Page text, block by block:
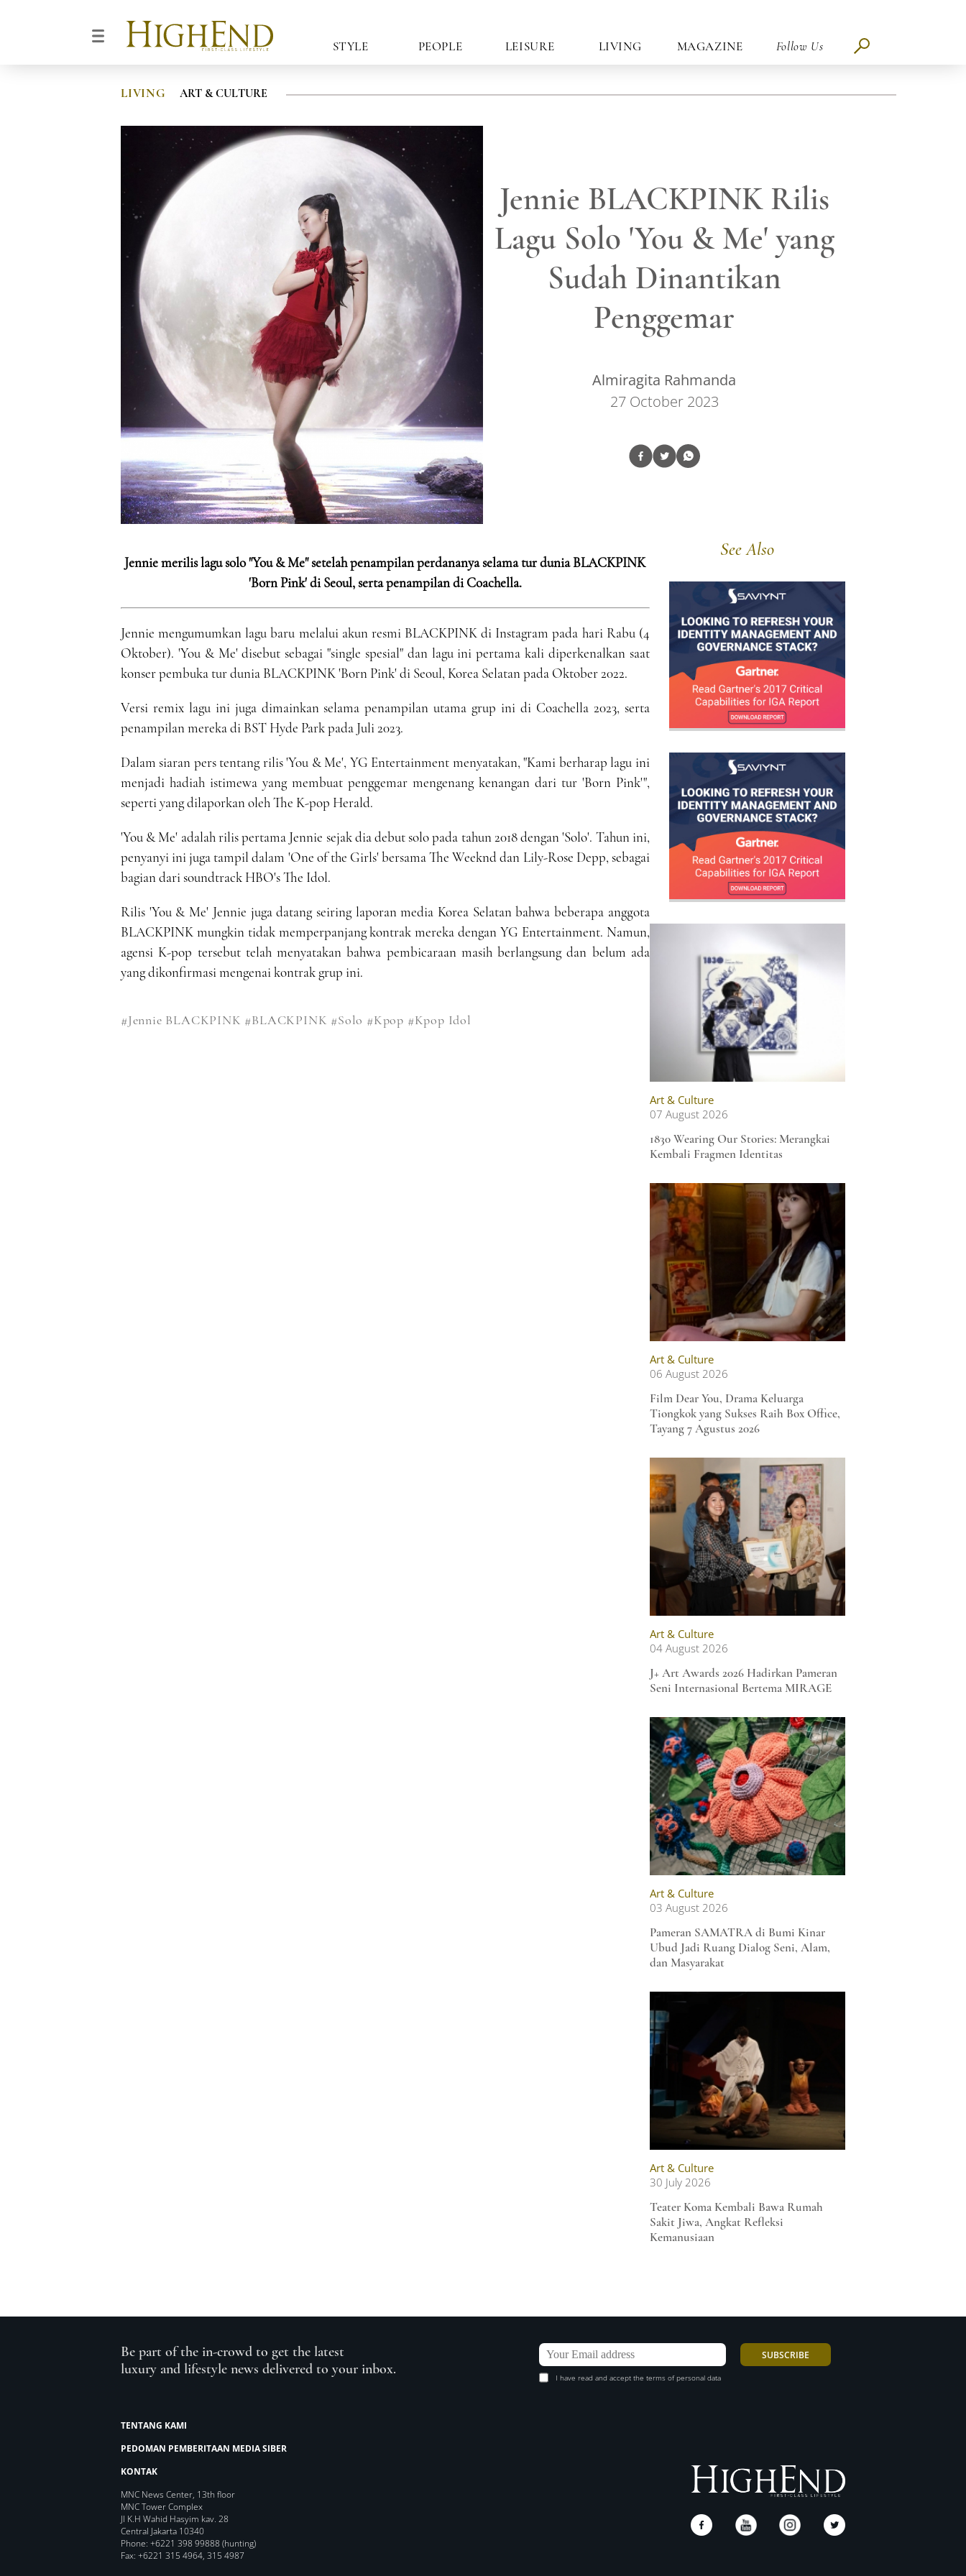
STYLE PEOPLE LEISURE LIVING MAGAZINE Follow Us
LIVING ART & CULTURE
Jennie BLACKPINK Rilis
Lagu Solo 'You & Me' yang
Sudah Dinantikan
Penggemar
Almiragita Rahmanda
27 October 2023
Jennie merilis lagu solo "You & Me" setelah penampilan perdananya selama tur dunia BLACKPINK
'Born Pink' di Seoul, serta penampilan di Coachella.
Jennie mengumumkan lagu baru melalui akun resmi BLACKPINK di Instagram pada hari Rabu (4
Oktober). 'You & Me' disebut sebagai "single spesial" dan lagu ini pertama kali diperkenalkan saat
konser pembuka tur dunia BLACKPINK 'Born Pink' di Seoul, Korea Selatan pada Oktober 2022.
Versi remix lagu ini juga dimainkan selama penampilan utama grup ini di Coachella 2023, serta
penampilan mereka di BST Hyde Park pada Juli 2023.
Dalam siaran pers tentang rilis 'You & Me', YG Entertainment menyatakan, "Kami berharap lagu ini
menjadi hadiah istimewa yang membuat penggemar mengenang kenangan dari tur 'Born Pink'",
seperti yang dilaporkan oleh The K-pop Herald.
'You & Me' adalah rilis pertama Jennie sejak dia debut solo pada tahun 2018 dengan 'Solo'. Tahun ini,
penyanyi ini juga tampil dalam 'One of the Girls' bersama The Weeknd dan Lily-Rose Depp, sebagai
bagian dari soundtrack HBO's The Idol.
Rilis 'You & Me' Jennie juga datang seiring laporan media Korea Selatan bahwa beberapa anggota
BLACKPINK mungkin tidak memperpanjang kontrak mereka dengan YG Entertainment. Namun,
agensi K-pop tersebut telah menyatakan bahwa pembicaraan masih berlangsung dan belum ada
yang dikonfirmasi mengenai kontrak grup ini.
#Jennie BLACKPINK #BLACKPINK #Solo #Kpop #Kpop Idol
See Also
Art & Culture
07 August 2026
1830 Wearing Our Stories: Merangkai
Kembali Fragmen Identitas
Art & Culture
06 August 2026
Film Dear You, Drama Keluarga
Tiongkok yang Sukses Raih Box Office,
Tayang 7 Agustus 2026
Art & Culture
04 August 2026
J+ Art Awards 2026 Hadirkan Pameran
Seni Internasional Bertema MIRAGE
Art & Culture
03 August 2026
Pameran SAMATRA di Bumi Kinar
Ubud Jadi Ruang Dialog Seni, Alam,
dan Masyarakat
Art & Culture
30 July 2026
Teater Koma Kembali Bawa Rumah
Sakit Jiwa, Angkat Refleksi
Kemanusiaan
Be part of the in-crowd to get the latest
luxury and lifestyle news delivered to your inbox.
I have read and accept the terms of personal data
TENTANG KAMI
PEDOMAN PEMBERITAAN MEDIA SIBER
KONTAK
MNC News Center, 13th floor
MNC Tower Complex
Jl K.H Wahid Hasyim kav. 28
Central Jakarta 10340
Phone: +6221 398 99888 (hunting)
Fax: +6221 315 4964, 315 4987